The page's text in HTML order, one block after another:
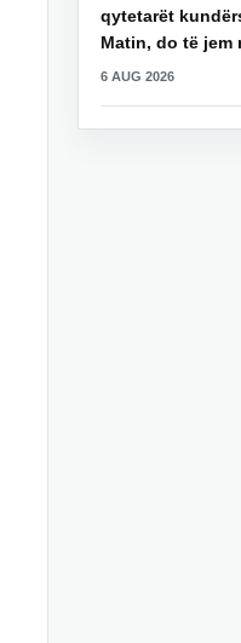
qytetarët
Matin, do të jem
6 AUG 2026